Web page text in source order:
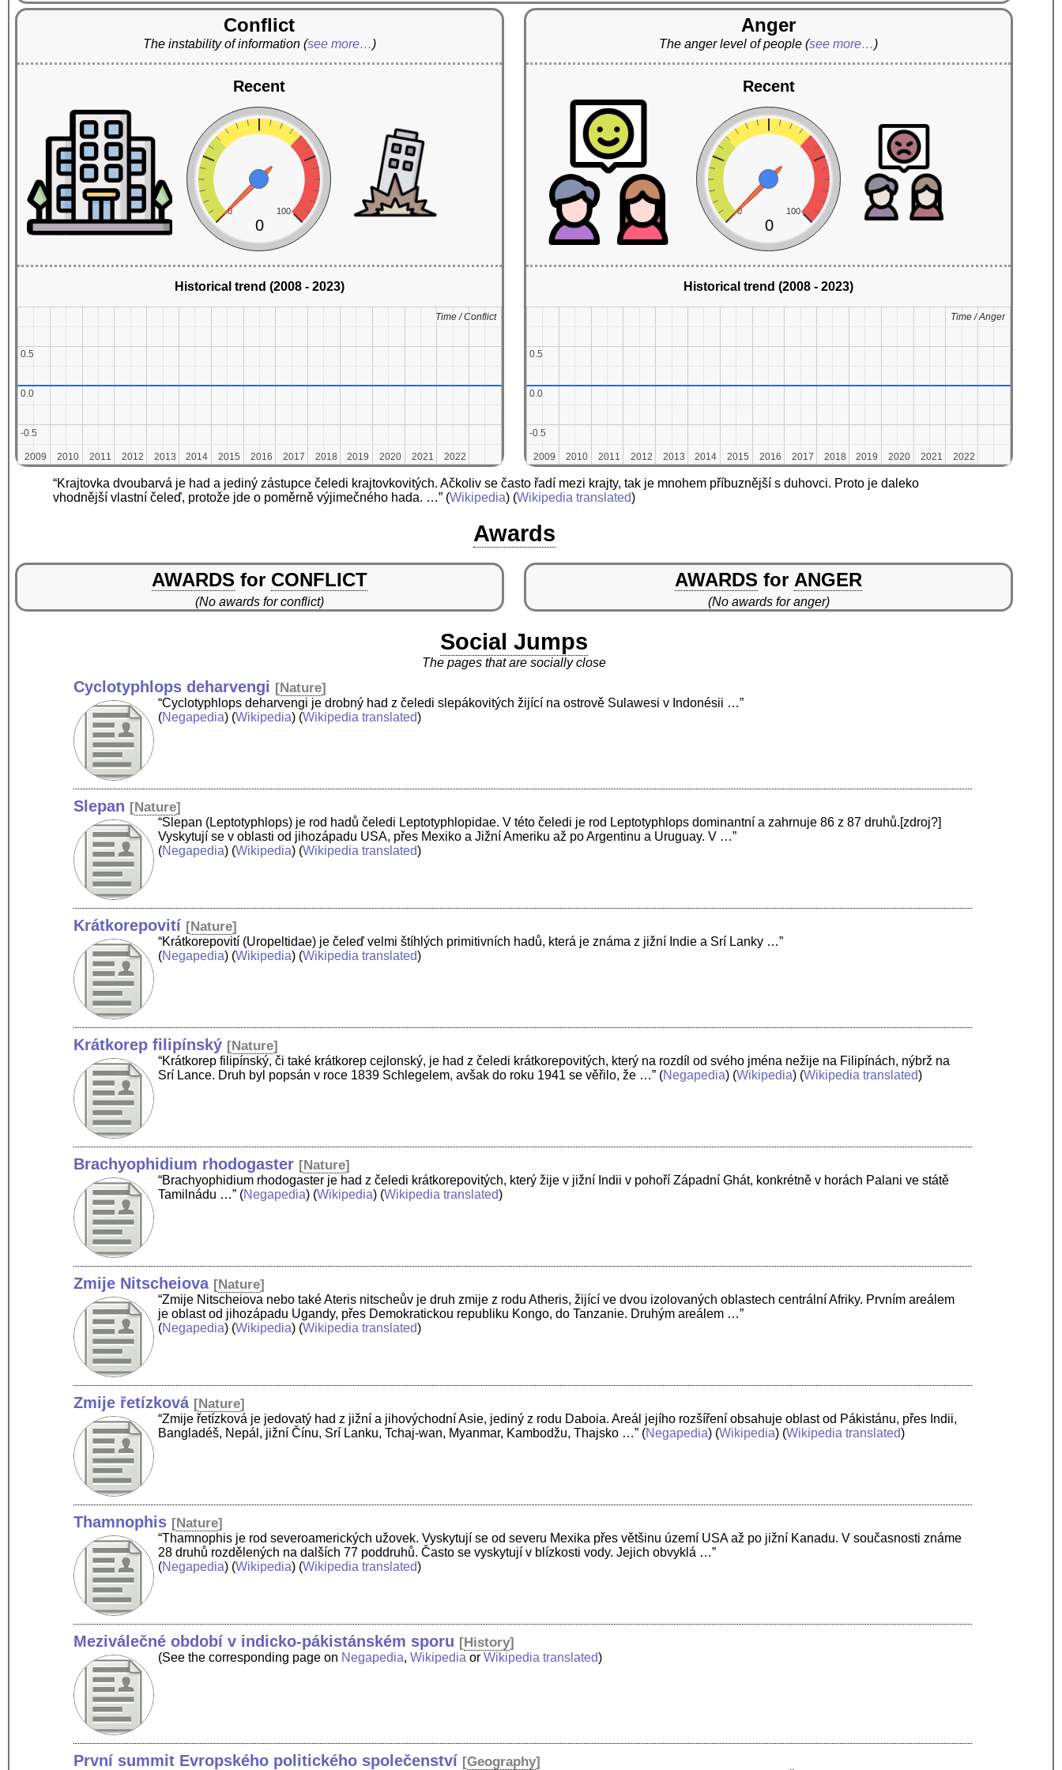
Conflict
The instability of information (see more…)
Recent
0 100
0
Historical trend (2008 - 2023)
2009
2009 2010
2010 2011
2011 2012
2012 2013
2013 2014
2014 2015
2015 2016
2016 2017
2017 2018
2018 2019
2019 2020
2020 2021
2021 2022
2022
-0.5
-0.5
0.0
0.0
0.5
0.5
Time / Conflict
Time / Conflict
Anger
The anger level of people(see more…)
Recent
0 100
0
Historical trend (2008 - 2023)
2009
2009 2010
2010 2011
2011 2012
2012 2013
2013 2014
2014 2015
2015 2016
2016 2017
2017 2018
2018 2019
2019 2020
2020 2021
2021 2022
2022
-0.5
-0.5
0.0
0.0
0.5
0.5
Time / Anger
Time / Anger
“Krajtovka dvoubarvá je had a jediný zástupce čeledi krajtovkovitých. Ačkoliv se často řadí mezi krajty, tak je mnohem příbuznější s duhovci. Proto je daleko
vhodnější vlastní čeleď, protože jde o poměrně výjimečného hada. …” (Wikipedia) (Wikipedia translated)
Awards
AWARDS for CONFLICT
(No awards for conflict)
AWARDS for ANGER
(No awards for anger)
Social Jumps
The pages that are socially close
Cyclotyphlops deharvengi [Nature]
“Cyclotyphlops deharvengi je drobný had z čeledi slepákovitých žijící na ostrově Sulawesi v Indonésii …”
(Negapedia) (Wikipedia) (Wikipedia translated)
Slepan [Nature]
“Slepan (Leptotyphlops) je rod hadů čeledi Leptotyphlopidae. V této čeledi je rod Leptotyphlops dominantní a zahrnuje 86 z 87 druhů.[zdroj?]
Vyskytují se v oblasti od jihozápadu USA, přes Mexiko a Jižní Ameriku až po Argentinu a Uruguay. V …”
(Negapedia) (Wikipedia) (Wikipedia translated)
Krátkorepovití [Nature]
“Krátkorepovití (Uropeltidae) je čeleď velmi štíhlých primitivních hadů, která je známa z jižní Indie a Srí Lanky …”
(Negapedia) (Wikipedia) (Wikipedia translated)
Krátkorep filipínský [Nature]
“Krátkorep filipínský, či také krátkorep cejlonský, je had z čeledi krátkorepovitých, který na rozdíl od svého jména nežije na Filipínách, nýbrž na
Srí Lance. Druh byl popsán v roce 1839 Schlegelem, avšak do roku 1941 se věřilo, že …” (Negapedia) (Wikipedia) (Wikipedia translated)
Brachyophidium rhodogaster [Nature]
“Brachyophidium rhodogaster je had z čeledi krátkorepovitých, který žije v jižní Indii v pohoří Západní Ghát, konkrétně v horách Palani ve státě
Tamilnádu …” (Negapedia) (Wikipedia) (Wikipedia translated)
Zmije Nitscheiova [Nature]
“Zmije Nitscheiova nebo také Ateris nitscheův je druh zmije z rodu Atheris, žijící ve dvou izolovaných oblastech centrální Afriky. Prvním areálem
je oblast od jihozápadu Ugandy, přes Demokratickou republiku Kongo, do Tanzanie. Druhým areálem …”
(Negapedia) (Wikipedia) (Wikipedia translated)
Zmije řetízková [Nature]
“Zmije řetízková je jedovatý had z jižní a jihovýchodní Asie, jediný z rodu Daboia. Areál jejího rozšíření obsahuje oblast od Pákistánu, přes Indii,
Bangladéš, Nepál, jižní Čínu, Srí Lanku, Tchaj-wan, Myanmar, Kambodžu, Thajsko …” (Negapedia) (Wikipedia) (Wikipedia translated)
Thamnophis [Nature]
“Thamnophis je rod severoamerických užovek. Vyskytují se od severu Mexika přes většinu území USA až po jižní Kanadu. V současnosti známe
28 druhů rozdělených na dalších 77 poddruhů. Často se vyskytují v blízkosti vody. Jejich obvyklá …”
(Negapedia) (Wikipedia) (Wikipedia translated)
Meziválečné období v indicko-pákistánském sporu [History]
(See the corresponding page on Negapedia,Wikipedia orWikipedia translated)
První summit Evropského politického společenství [Geography]